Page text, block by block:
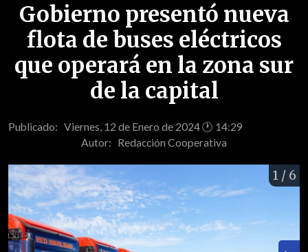
Gobierno presentó nueva
flota de buses eléctricos
que operará en la zona sur
de la capital
Publicado: Viernes, 12 de Enero de 2024 🕐 14:29
Autor: Redacción Cooperativa
1 / 6